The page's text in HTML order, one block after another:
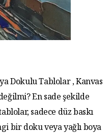
Dokulu Tablolar , Kanvas
En sade şekilde
sadece düz baskı
bir doku veya yağlı boya